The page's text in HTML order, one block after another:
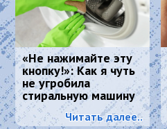
«Не нажимайте эту
кнопку!»: Как я чуть
не угробила
стиральную машину
и что спасло
ситуациюЧитать далее..